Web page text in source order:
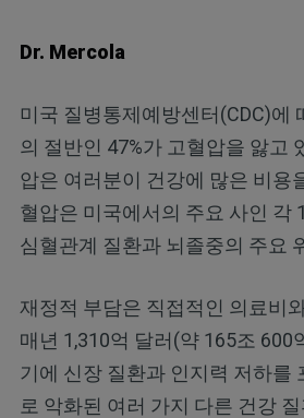
Dr. Mercola
미국 질병통제예방센터(CDC)에
의 절반인 47%가 고혈압을 앓고
압은 여러분이 건강에 많은 비용
혈압은 미국에서의 주요 사인 각
심혈관계 질환과 뇌졸중의 주요
재정적 부담은 직접적인 의료비
매년 1,310억 달러(약 165조 600
기에 신장 질환과 인지력 저하를
로 악화된 여러 가지 다른 건강